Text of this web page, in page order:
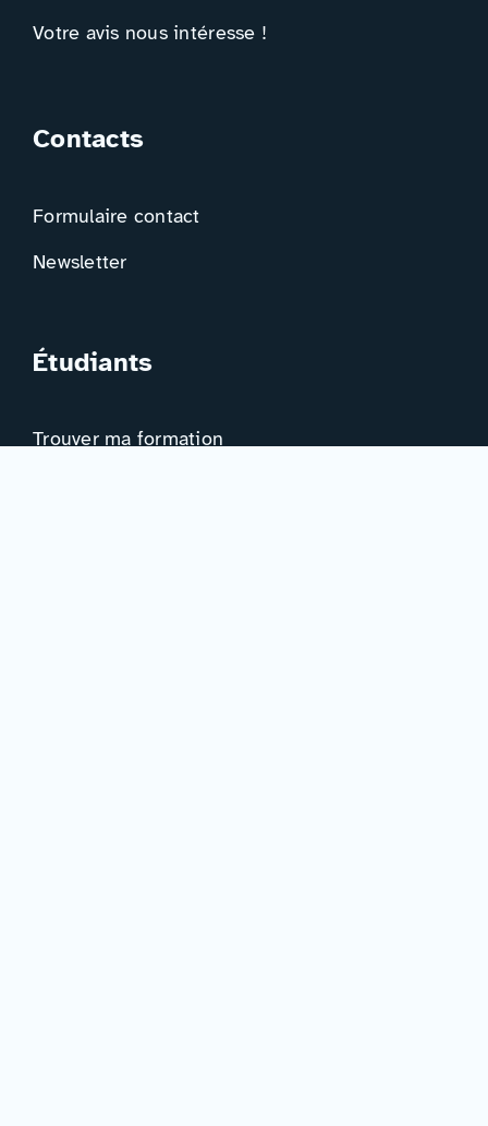
Votre avis nous intéresse !
Contacts
Formulaire contact
Newsletter
Étudiants
Trouver ma formation